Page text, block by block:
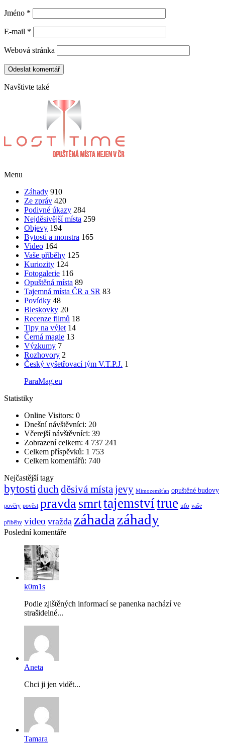
Jméno *
E-mail *
Webová stránka
Navštivte také
Menu
Záhady 910
Ze zpráv 420
Podivné úkazy 284
Nejděsivější místa 259
Objevy 194
Bytosti a monstra 165
Video 164
Vaše příběhy 125
Kuriozity 124
Fotogalerie 116
Opuštěná místa 89
Tajemná místa ČR a SR 83
Povídky 48
Bleskovky 20
Recenze filmů 18
Tipy na výlet 14
Černá magie 13
Výzkumy 7
Rozhovory 2
Český vyšetřovací tým V.T.P.J. 1
ParaMag.eu
Statistiky
Online Visitors: 0
Dnešní návštěvníci: 20
Včerejší návštěvníci: 39
Zobrazení celkem: 4 737 241
Celkem příspěvků: 1 753
Celkem komentářů: 740
Nejčastější tagy
bytostiduch děsivá místa jevy Mimozemšťan opuštěné budovy
pověry pověst pravdasmrttajemstvítrue ufo vaše
příběhy video vražda záhada záhady
Poslední komentáře
k0m1s
Podle zjištěných informací se panenka nachází ve
strašidelné...
Aneta
Chci ji jen vidět...
Tamara